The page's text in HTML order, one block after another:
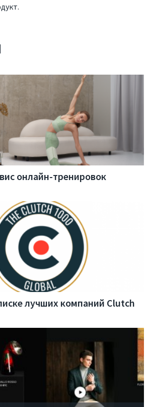
онлайн-тренировок
лучших компаний Clutch